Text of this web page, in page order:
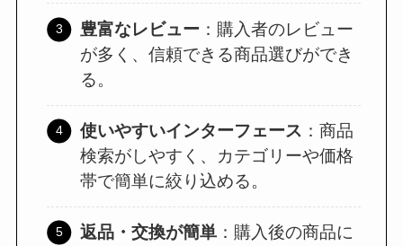
豊富なレビュー ：購入者のレビュー
が多く、信頼できる商品選びができ
る。
使いやすいインターフェース ：商品
検索がしやすく、カテゴリーや価格
帯で簡単に絞り込める。
返品・交換が簡単 ：購入後の商品に